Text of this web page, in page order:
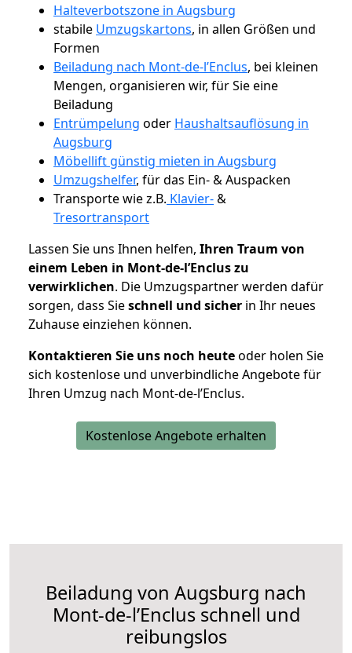
Halteverbotszone in Augsburg
stabile Umzugskartons, in allen Größen und
Formen
Beiladung nach Mont-de-l’Enclus, bei kleinen
Mengen, organisieren wir, für Sie eine
Beiladung
Entrümpelung oder Haushaltsauflösung in
Augsburg
Möbellift günstig mieten in Augsburg
Umzugshelfer, für das Ein- & Auspacken
Transporte wie z.B. Klavier-&
Tresortransport
Lassen Sie uns Ihnen helfen, Ihren Traum von
einem Leben in Mont-de-l’Enclus zu
verwirklichen. Die Umzugspartner werden dafür
sorgen, dass Sieschnell und sicher in Ihr neues
Zuhause einziehen können.
Kontaktieren Sie uns noch heuteoder holen Sie
sich kostenlose und unverbindliche Angebote für
Ihren Umzug nach Mont-de-l’Enclus.
Kostenlose Angebote erhalten
Beiladung von Augsburg nach
Mont-de-l’Enclus schnell und
reibungslos